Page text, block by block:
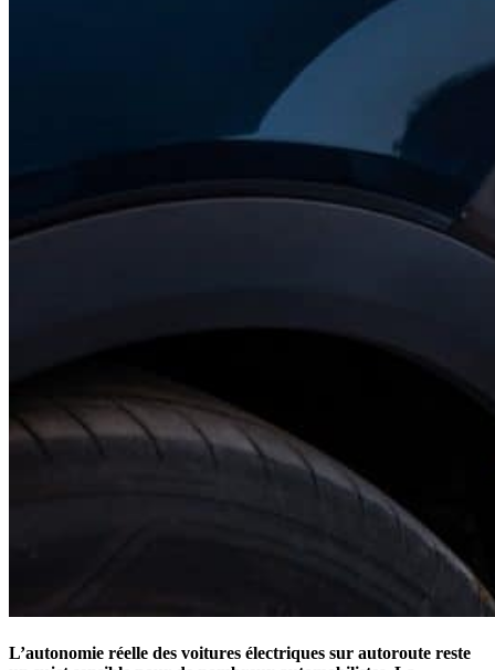
L’autonomie réelle des voitures électriques sur autoroute reste